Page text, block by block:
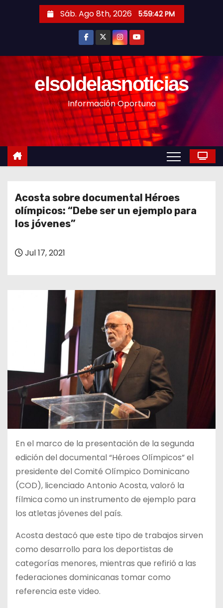
n
Sáb. Ago 8th, 2026 5:59:44 PM
elsoldelasnoticias
Información Oportuna
Acosta sobre documental Héroes
olímpicos: “Debe ser un ejemplo para
los jóvenes”
Jul 17, 2021
En el marco de la presentación de la segunda
edición del documental “Héroes Olímpicos” el
presidente del Comité Olímpico Dominicano
(COD), licenciado Antonio Acosta, valoró la
fílmica como un instrumento de ejemplo para
los atletas jóvenes del país.
Acosta destacó que este tipo de trabajos sirven
como desarrollo para los deportistas de
categorías menores, mientras que refirió a las
federaciones dominicanas tomar como
referencia este video.